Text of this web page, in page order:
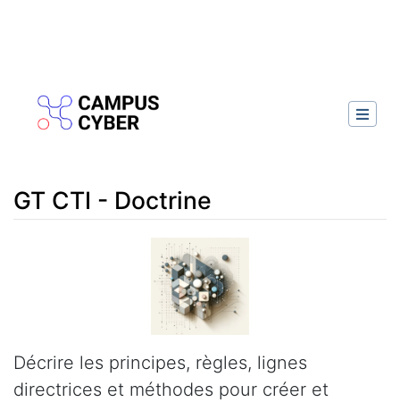
GT CTI - Doctrine
rechercher
Décrire les principes, règles, lignes
directrices et méthodes pour créer et